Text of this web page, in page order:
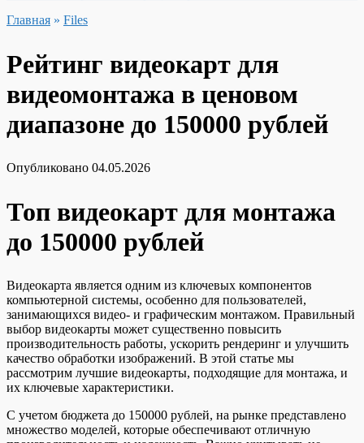
Главная » Files
Рейтинг видеокарт для
видеомонтажа в ценовом
диапазоне до 150000 рублей
Опубликовано 04.05.2026
Топ видеокарт для монтажа
до 150000 рублей
Видеокарта является одним из ключевых компонентов
компьютерной системы, особенно для пользователей,
занимающихся видео- и графическим монтажом. Правильный
выбор видеокарты может существенно повысить
производительность работы, ускорить рендеринг и улучшить
качество обработки изображений. В этой статье мы
рассмотрим лучшие видеокарты, подходящие для монтажа, и
их ключевые характеристики.
С учетом бюджета до 150000 рублей, на рынке представлено
множество моделей, которые обеспечивают отличную